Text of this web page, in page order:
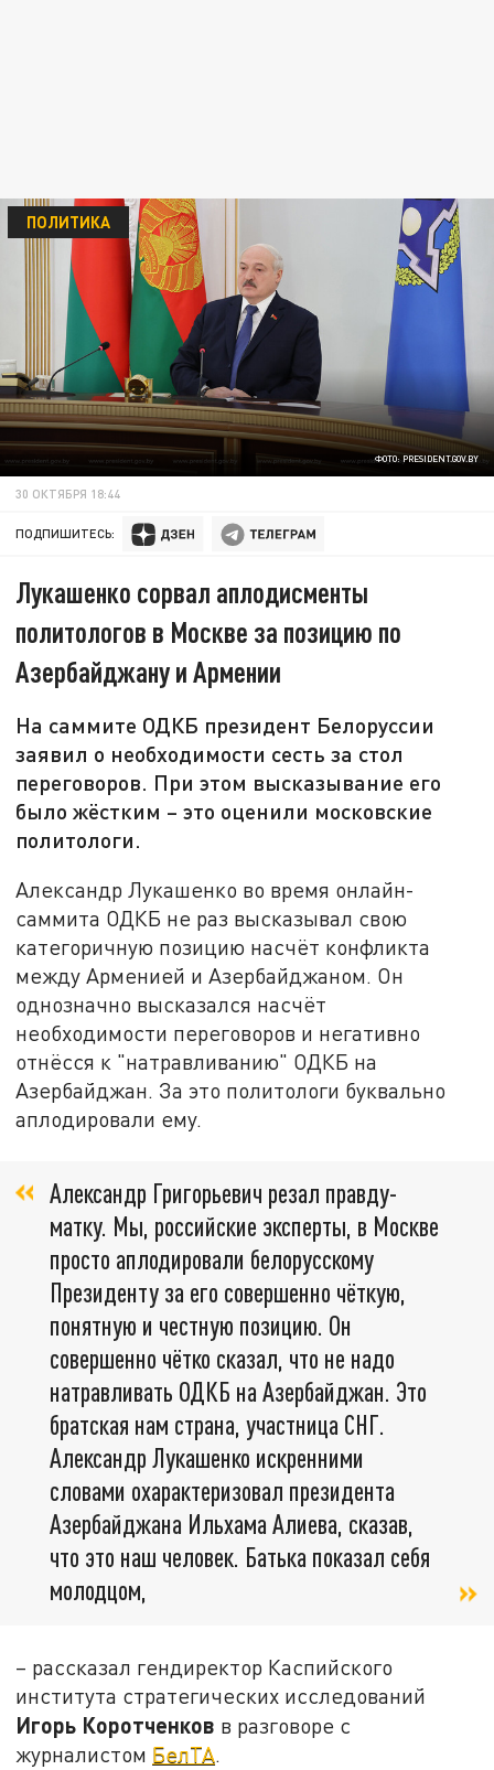
ФОТО: PRESIDENT.GOV.BY
ПОЛИТИКА
30 ОКТЯБРЯ 18:44
ПОДПИШИТЕСЬ:
Лукашенко сорвал аплодисменты
политологов в Москве за позицию по
Азербайджану и Армении
На саммите ОДКБ президент Белоруссии
заявил о необходимости сесть за стол
переговоров. При этом высказывание его
было жёстким – это оценили московские
политологи.
Александр Лукашенко во время онлайн-
саммита ОДКБ не раз высказывал свою
категоричную позицию насчёт конфликта
между Арменией и Азербайджаном. Он
однозначно высказался насчёт
необходимости переговоров и негативно
отнёсся к "натравливанию" ОДКБ на
Азербайджан. За это политологи буквально
аплодировали ему.
Александр Григорьевич резал правду-
матку. Мы, российские эксперты, в Москве
просто аплодировали белорусскому
Президенту за его совершенно чёткую,
понятную и честную позицию. Он
совершенно чётко сказал, что не надо
натравливать ОДКБ на Азербайджан. Это
братская нам страна, участница СНГ.
Александр Лукашенко искренними
словами охарактеризовал президента
Азербайджана Ильхама Алиева, сказав,
что это наш человек. Батька показал себя
молодцом,
– рассказал гендиректор Каспийского
института стратегических исследований
Игорь Коротченков в разговоре с
журналистом БелТА.